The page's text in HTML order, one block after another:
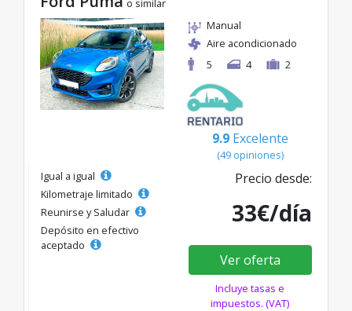
o similar
Manual
Aire acondicionado
5
4 2
9.9 Excelente
(49 opiniones)
Igual a igual
Kilometraje limitado
Reunirse y Saludar
Depósito en efectivo
aceptado
Precio desde:
33€/día
Ver oferta
Incluye tasas e
impuestos. (VAT)